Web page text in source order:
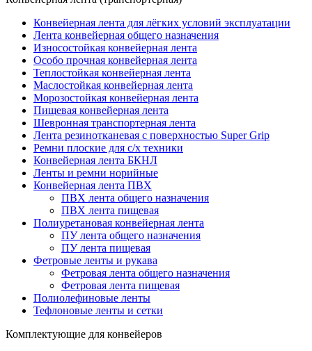
Конвейерная лента для лёгких условий эксплуатации
Лента конвейерная общего назначения
Износостойкая конвейерная лента
Особо прочная конвейерная лента
Теплостойкая конвейерная лента
Маслостойкая конвейерная лента
Морозостойкая конвейерная лента
Пищевая конвейерная лента
Шевронная транспортерная лента
Лента резинотканевая с поверхностью Super Grip
Ремни плоские для с/х техники
Конвейерная лента БКНЛ
Ленты и ремни норийные
Конвейерная лента ПВХ
ПВХ лента общего назначения
ПВХ лента пищевая
Полиуретановая конвейерная лента
ПУ лента общего назначения
ПУ лента пищевая
Фетровые ленты и рукава
Фетровая лента общего назначения
Фетровая лента пищевая
Полиолефиновые ленты
Тефлоновые ленты и сетки
Комплектующие для конвейеров